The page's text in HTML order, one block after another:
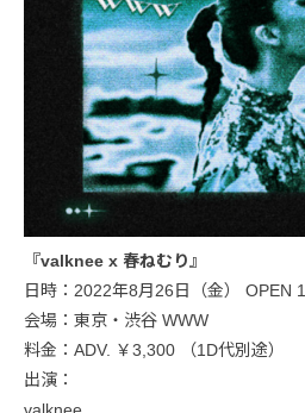
『valknee x 春ねむり』
日時：2022年8月26日（金） OPEN
会場：東京・渋谷 WWW
料金：ADV. ￥3,300 （1D代別途）
出演：
valknee